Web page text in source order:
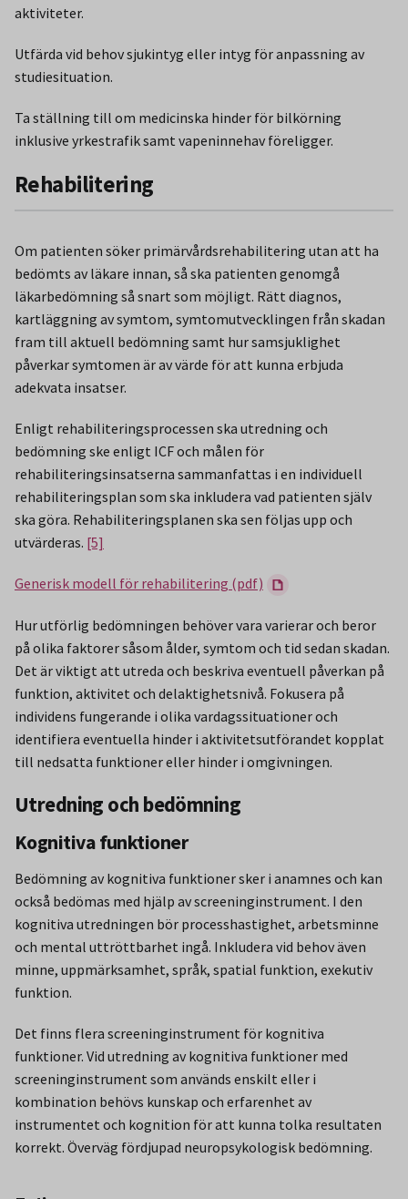
aktiviteter.
Utfärda vid behov sjukintyg eller intyg för anpassning av
studiesituation.
Ta ställning till om medicinska hinder för bilkörning
inklusive yrkestrafik samt vapeninnehav föreligger.
Rehabilitering
Om patienten söker primärvårdsrehabilitering utan att ha
bedömts av läkare innan, så ska patienten genomgå
läkarbedömning så snart som möjligt. Rätt diagnos,
kartläggning av symtom, symtomutvecklingen från skadan
fram till aktuell bedömning samt hur samsjuklighet
påverkar symtomen är av värde för att kunna erbjuda
adekvata insatser.
Enligt rehabiliteringsprocessen ska utredning och
bedömning ske enligt ICF och målen för
rehabiliteringsinsatserna sammanfattas i en individuell
rehabiliteringsplan som ska inkludera vad patienten själv
ska göra. Rehabiliteringsplanen ska sen följas upp och
utvärderas. [5]
Generisk modell för rehabilitering (pdf)
Hur utförlig bedömningen behöver vara varierar och beror
på olika faktorer såsom ålder, symtom och tid sedan skadan.
Det är viktigt att utreda och beskriva eventuell påverkan på
funktion, aktivitet och delaktighetsnivå. Fokusera på
individens fungerande i olika vardagssituationer och
identifiera eventuella hinder i aktivitetsutförandet kopplat
till nedsatta funktioner eller hinder i omgivningen.
Utredning och bedömning
Kognitiva funktioner
Bedömning av kognitiva funktioner sker i anamnes och kan
också bedömas med hjälp av screeninginstrument. I den
kognitiva utredningen bör processhastighet, arbetsminne
och mental uttröttbarhet ingå. Inkludera vid behov även
minne, uppmärksamhet, språk, spatial funktion, exekutiv
funktion.
Det finns flera screeninginstrument för kognitiva
funktioner. Vid utredning av kognitiva funktioner med
screeninginstrument som används enskilt eller i
kombination behövs kunskap och erfarenhet av
instrumentet och kognition för att kunna tolka resultaten
korrekt. Överväg fördjupad neuropsykologisk bedömning.